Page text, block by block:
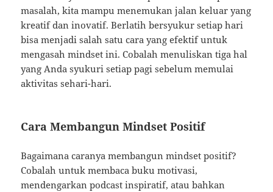
masalah, kita mampu menemukan jalan keluar yang
kreatif dan inovatif. Berlatih bersyukur setiap hari
bisa menjadi salah satu cara yang efektif untuk
mengasah mindset ini. Cobalah menuliskan tiga hal
yang Anda syukuri setiap pagi sebelum memulai
aktivitas sehari-hari.
Cara Membangun Mindset Positif
Bagaimana caranya membangun mindset positif?
Cobalah untuk membaca buku motivasi,
mendengarkan podcast inspiratif, atau bahkan